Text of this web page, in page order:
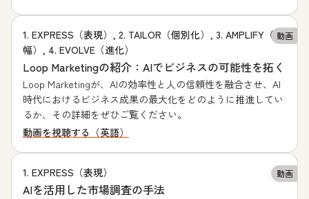
1. EXPRESS（表現）, 2. TAILOR（個別化）, 3. AMPLIFY（増
幅）, 4. EVOLVE（進化）
動画
Loop Marketingの紹介：AIでビジネスの可能性を拓く
Loop Marketingが、AIの効率性と人の信頼性を融合させ、AI
時代におけるビジネス成果の最大化をどのように推進してい
るか、その詳細をぜひご覧ください。
動画を視聴する（英語）
1. EXPRESS（表現） 動画
AIを活用した市場調査の手法